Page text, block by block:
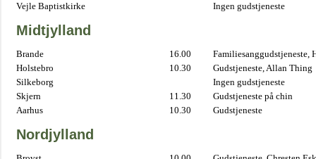
Vejle Baptistkirke
Ingen gudstjeneste
Midtjylland
Brande 16.00
Familiesanggudstjeneste,
Holstebro
10.30
Gudstjeneste, Allan Thing
Silkeborg
Ingen gudstjeneste
Skjern
11.30
Gudstjeneste på chin
Aarhus
10.30 Gudstjeneste
Nordjylland